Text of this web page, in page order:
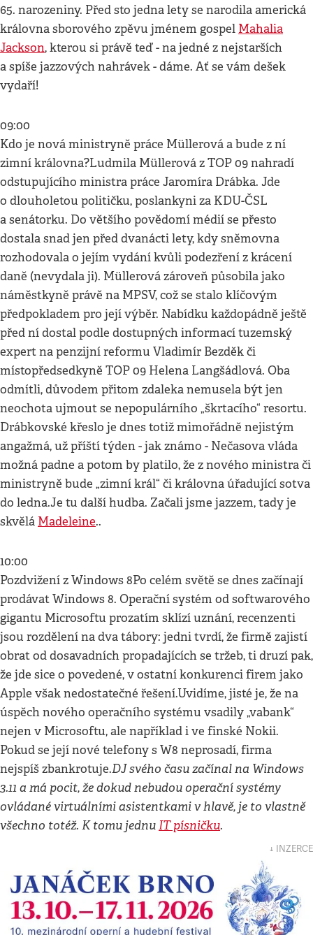
65. narozeniny. Před sto jedna lety se narodila americká
královna sborového zpěvu jménem gospel Mahalia
Jackson, kterou si právě teď - na jedné z nejstarších
a spíše jazzových nahrávek - dáme. Ať se vám dešek
vydaří!
09:00
Kdo je nová ministryně práce Müllerová a bude z ní
zimní královna?Ludmila Müllerová z TOP 09 nahradí
odstupujícího ministra práce Jaromíra Drábka. Jde
o dlouholetou političku, poslankyni za KDU-ČSL
a senátorku. Do většího povědomí médií se přesto
dostala snad jen před dvanácti lety, kdy sněmovna
rozhodovala o jejím vydání kvůli podezření z krácení
daně (nevydala ji). Müllerová zároveň působila jako
náměstkyně právě na MPSV, což se stalo klíčovým
předpokladem pro její výběr. Nabídku každopádně ještě
před ní dostal podle dostupných informací tuzemský
expert na penzijní reformu Vladimír Bezděk či
místopředsedkyně TOP 09 Helena Langšádlová. Oba
odmítli, důvodem přitom zdaleka nemusela být jen
neochota ujmout se nepopulárního „škrtacího“ resortu.
Drábkovské křeslo je dnes totiž mimořádně nejistým
angažmá, už příští týden - jak známo - Nečasova vláda
možná padne a potom by platilo, že z nového ministra či
ministryně bude „zimní král“ či královna úřadující sotva
do ledna.Je tu další hudba. Začali jsme jazzem, tady je
skvělá Madeleine..
10:00
Pozdvižení z Windows 8Po celém světě se dnes začínají
prodávat Windows 8. Operační systém od softwarového
gigantu Microsoftu prozatím sklízí uznání, recenzenti
jsou rozdělení na dva tábory: jedni tvrdí, že firmě zajistí
obrat od dosavadních propadajících se tržeb, ti druzí pak,
že jde sice o povedené, v ostatní konkurenci firem jako
Apple však nedostatečné řešení.Uvidíme, jisté je, že na
úspěch nového operačního systému vsadily „vabank“
nejen v Microsoftu, ale například i ve finské Nokii.
Pokud se její nové telefony s W8 neprosadí, firma
nejspíš zbankrotuje.DJ svého času začínal na Windows
3.11 a má pocit, že dokud nebudou operační systémy
ovládané virtuálními asistentkami v hlavě, je to vlastně
všechno totéž. K tomu jednuIT písničku.
↓ INZERCE